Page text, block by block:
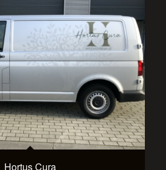
Hortus Cura